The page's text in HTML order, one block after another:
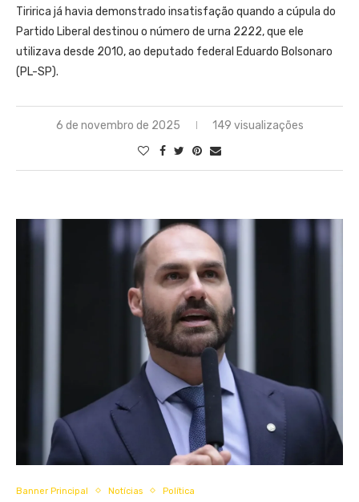
Tiririca já havia demonstrado insatisfação quando a cúpula do
Partido Liberal destinou o número de urna 2222, que ele
utilizava desde 2010, ao deputado federal Eduardo Bolsonaro
(PL-SP).
6 de novembro de 2025 149 visualizações
Banner Principal Notícias Política